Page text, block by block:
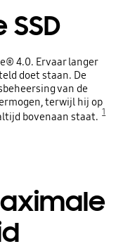
4.0. Ervaar langer
doet staan. De
van de
terwijl hij op
bovenaan staat. 1